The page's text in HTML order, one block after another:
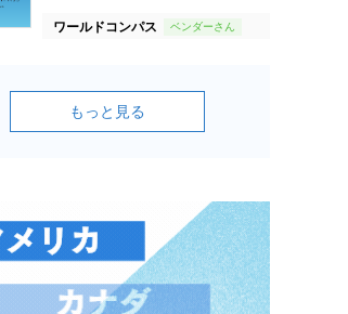
ワールドコンパス
もっと見る